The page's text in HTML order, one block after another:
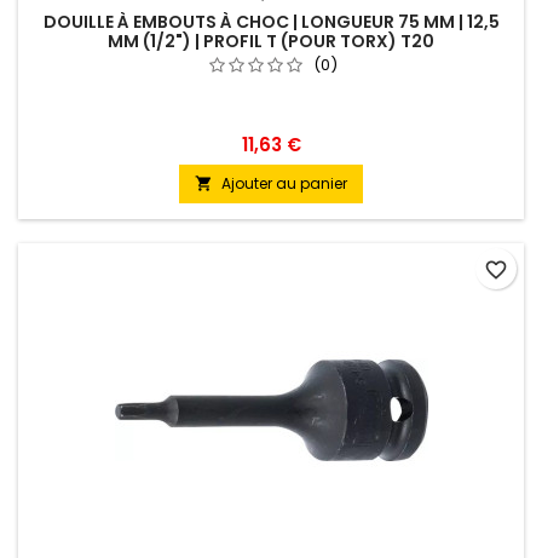
DOUILLE À EMBOUTS À CHOC | LONGUEUR 75 MM | 12,5
MM (1/2") | PROFIL T (POUR TORX) T20
(0)
11,63 €
 Ajouter au panier
favorite_border